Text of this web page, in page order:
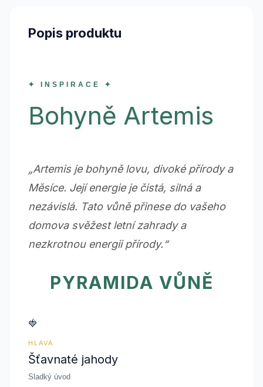
Popis produktu
✦ INSPIRACE ✦
Bohyně Artemis
„Artemis je bohyně lovu, divoké přírody a
Měsíce. Její energie je čistá, silná a
nezávislá. Tato vůně přinese do vašeho
domova svěžest letní zahrady a
nezkrotnou energii přírody.“
PYRAMIDA VŮNĚ
🍓
HLAVA
Šťavnaté jahody
Sladký úvod